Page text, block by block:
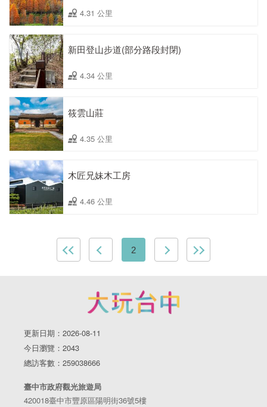
4.31 公里
新田登山步道(部分路段封閉)
4.34 公里
筱雲山莊
4.35 公里
木匠兄妹木工房
4.46 公里
2
更新日期：2026-08-11
今日瀏覽：2043
總訪客數：259038666
臺中市政府觀光旅遊局
420018臺中市豐原區陽明街36號5樓